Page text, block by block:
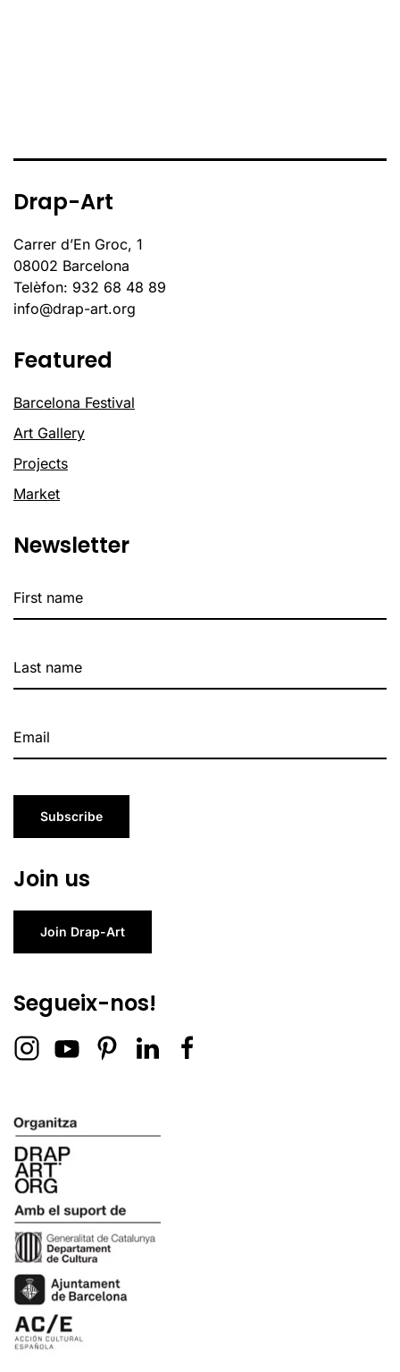
Drap-Art
Carrer d’En Groc, 1
08002 Barcelona
Telèfon: 932 68 48 89
info@drap-art.org
Featured
Barcelona Festival
Art Gallery
Projects
Market
Newsletter
Subscribe
Join us
Join Drap-Art
Segueix-nos!